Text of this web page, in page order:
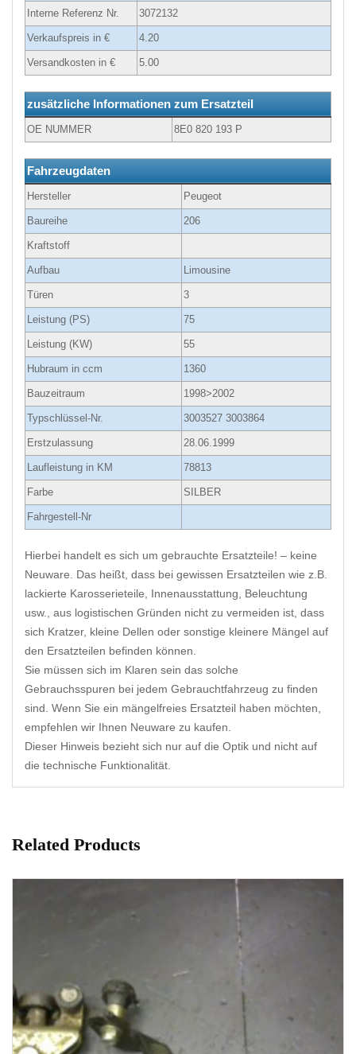
Interne Referenz Nr. 3072132
Verkaufspreis in € 4.20
Versandkosten in € 5.00
zusätzliche Informationen zum Ersatzteil
OE NUMMER 8E0 820 193 P
Fahrzeugdaten
Hersteller Peugeot
Baureihe 206
Kraftstoff
Aufbau Limousine
Türen 3
Leistung (PS) 75
Leistung (KW) 55
Hubraum in ccm 1360
Bauzeitraum 1998>2002
Typschlüssel-Nr. 3003527 3003864
Erstzulassung 28.06.1999
Laufleistung in KM 78813
Farbe SILBER
Fahrgestell-Nr
Hierbei handelt es sich um gebrauchte Ersatzteile! – keine
Neuware. Das heißt, dass bei gewissen Ersatzteilen wie z.B.
lackierte Karosserieteile, Innenausstattung, Beleuchtung
usw., aus logistischen Gründen nicht zu vermeiden ist, dass
sich Kratzer, kleine Dellen oder sonstige kleinere Mängel auf
den Ersatzteilen befinden können.
Sie müssen sich im Klaren sein das solche
Gebrauchsspuren bei jedem Gebrauchtfahrzeug zu finden
sind. Wenn Sie ein mängelfreies Ersatzteil haben möchten,
empfehlen wir Ihnen Neuware zu kaufen.
Dieser Hinweis bezieht sich nur auf die Optik und nicht auf
die technische Funktionalität.
Related Products